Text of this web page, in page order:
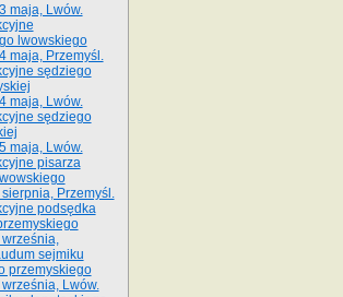
maja, Lwów.
lwowskiego
maja, Przemyśl.
sędziego
maja, Lwów.
sędziego
maja, Lwów.
pisarza
Przemyśl.
podsędka
sejmiku
przemyskiego
Lwów.